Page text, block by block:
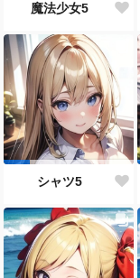
魔法少女5
シャツ5